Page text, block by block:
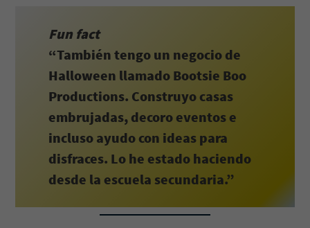
Fun fact
“También tengo un negocio de
Halloween llamado Bootsie Boo
Productions. Construyo casas
embrujadas, decoro eventos e
incluso ayudo con ideas para
disfraces. Lo he estado haciendo
desde la escuela secundaria.”